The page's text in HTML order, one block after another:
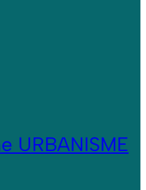
URBANISME